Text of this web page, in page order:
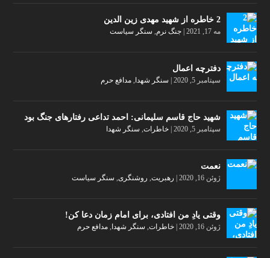
2 خاطره از شهید مهدی زین الدین
مه 17, 2021 |جنگ نرم, سنگر سیاست
دفترچه اعمال
سپتامبر 5, 2020 سنگر شهدا ,مدافع حرم
شهید حاج قاسم سلیمانی: احمد تداعی رفتارهای جنگ بود
سپتامبر 5, 2020 |خاطرات, سنگر شهدا
نعمت
ژوئن 16, 2020 رهبریت, روشنگری, سنگر سیاست
وقتی یادِ من افتادی، برای امام زمان دعا کن!
ژوئن 16, 2020 |خاطرات, سنگر شهدا ,مدافع حرم